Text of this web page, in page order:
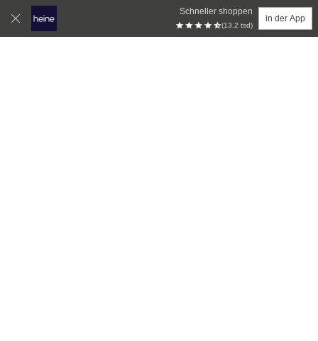
Schneller shoppen
(13.2 tsd)
in der App